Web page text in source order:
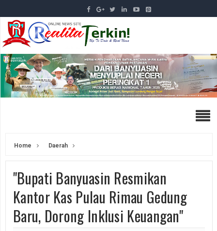
Home Daerah
"Bupati Banyuasin Resmikan
Kantor Kas Pulau Rimau Gedung
Baru, Dorong Inklusi Keuangan"